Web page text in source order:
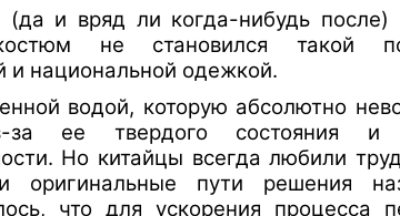
(да и вряд ли когда-нибудь после)
не становился такой
и национальной одежкой.
водой, которую абсолютно
ее твердого состояния и
Но китайцы всегда любили
оригинальные пути решения
что для ускорения процесса